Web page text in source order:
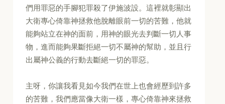
們用罪惡的手腳犯罪殺了伊施波設。這裡就彰顯出
大衛專心倚靠神拯救他脫離眼前一切的苦難，他就
能夠站立在神的面前，用神的眼光去判斷一切人事
物，進而能夠果斷拒絕一切不屬神的幫助，並且行
出屬神公義的行動去斷絕一切的罪惡。
主呀，你讓我看見如今我們在世上也會經歷到許多
的苦難，我們應當像大衛一樣，專心倚靠神來拯救